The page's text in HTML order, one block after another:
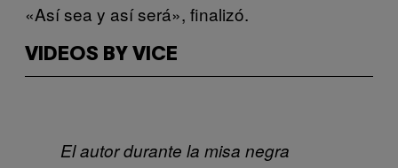
«Así sea y así será», finalizó.
VIDEOS BY VICE
El autor durante la misa negra